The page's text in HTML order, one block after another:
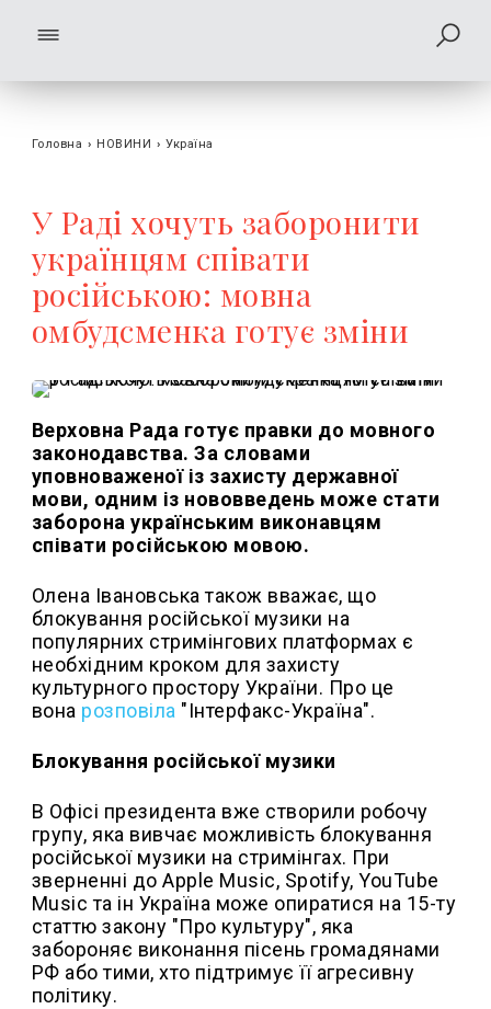
Головна › НОВИНИ › Україна
У Раді хочуть заборонити
українцям співати
російською: мовна
омбудсменка готує зміни
Верховна Рада готує правки до мовного
законодавства. За словами
уповноваженої із захисту державної
мови, одним із нововведень може стати
заборона українським виконавцям
співати російською мовою.
Олена Івановська також вважає, що
блокування російської музики на
популярних стримінгових платформах є
необхідним кроком для захисту
культурного простору України. Про це
вона розповіла "Інтерфакс-Україна".
Блокування російської музики
В Офісі президента вже створили робочу
групу, яка вивчає можливість блокування
російської музики на стримінгах. При
зверненні до Apple Music, Spotify, YouTube
Music та ін Україна може опиратися на 15-ту
статтю закону "Про культуру", яка
забороняє виконання пісень громадянами
РФ або тими, хто підтримує її агресивну
політику.